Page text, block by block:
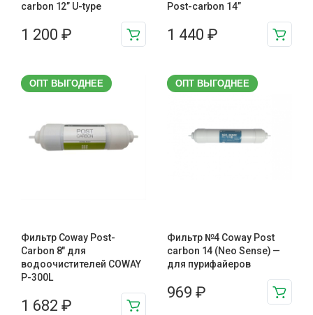
carbon 12” U-type
1 200 ₽
Post-carbon 14”
1 440 ₽
ОПТ ВЫГОДНЕЕ
Фильтр Coway Post-
Carbon 8″ для
водоочистителей COWAY
P-300L
1 682 ₽
ОПТ ВЫГОДНЕЕ
Фильтр №4 Coway Post
carbon 14 (Neo Sense) —
для пурифайеров
969 ₽